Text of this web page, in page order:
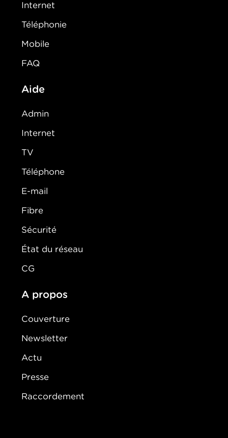
Internet
Téléphonie
Mobile
FAQ
Aide
Admin
Internet
TV
Téléphone
E-mail
Fibre
Sécurité
État du réseau
CG
A propos
Couverture
Newsletter
Actu
Presse
Raccordement